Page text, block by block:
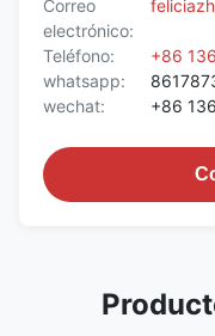
Correo
electrónico:
Teléfono:
+86
whatsapp:
wechat:
+86